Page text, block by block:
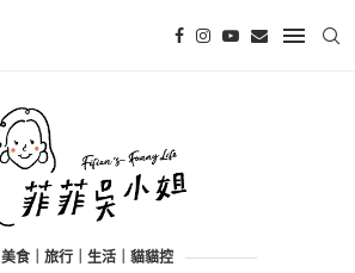
美食｜旅行｜生活｜貓貓控